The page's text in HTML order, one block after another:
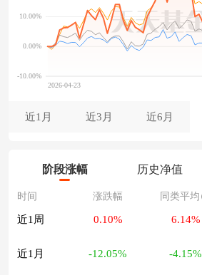
近1月 近3月 近6月
阶段涨幅 历史净值
时间 涨跌幅 同类平均
近1周 0.10% 6.14%
近1月 -12.05% -4.15%